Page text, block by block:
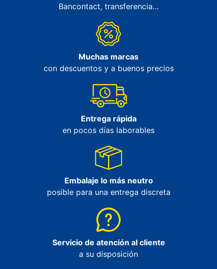
Bancontact, transferencia…
Muchas marcas
con descuentos y a buenos precios
Entrega rápida
en pocos días laborables
Embalaje lo más neutro
posible para una entrega discreta
Servicio de atención al cliente
a su disposición